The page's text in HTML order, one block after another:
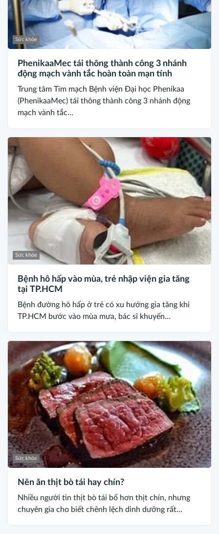
Sức khỏe
PhenikaaMec tái thông thành công 3 nhánh
động mạch vành tắc hoàn toàn mạn tính
Trung tâm Tim mạch Bệnh viện Đại học Phenikaa
(PhenikaaMec) tái thông thành công 3 nhánh động
mạch vành tắc...
Sức khỏe
Bệnh hô hấp vào mùa, trẻ nhập viện gia tăng
tại TP.HCM
Bệnh đường hô hấp ở trẻ có xu hướng gia tăng khi
TP.HCM bước vào mùa mưa, bác sĩ khuyến...
Sức khỏe
Nên ăn thịt bò tái hay chín?
Nhiều người tin thịt bò tái bổ hơn thịt chín, nhưng
chuyên gia cho biết chênh lệch dinh dưỡng rất...